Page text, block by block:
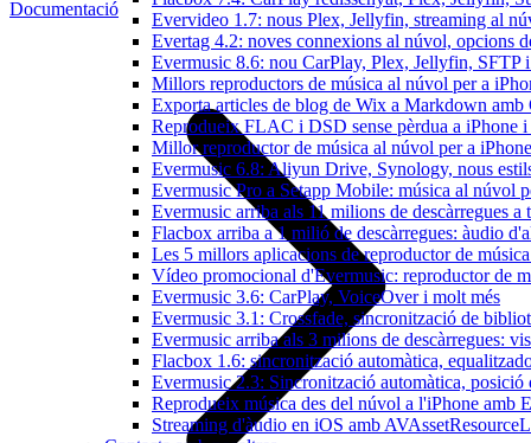
Evervideo 1.7: nous Plex, Jellyfin, streaming al
Evertag 4.2: noves connexions al núvol, opcions
Evermusic 8.6: nou CarPlay, Plex, Jellyfin, SFTP
Millors reproductors de música al núvol per a
Exporta articles de blog de Wix a Markdown
Reprodueix FLAC i DSD sense pèrdua a iPhone
Millor reproductor de música al núvol per a
Evermusic 6.8: Aliyun Drive, Synology, nous
Evermusic Pro a Setapp Mobile: música al núvol
Evermusic arriba als 11 milions de descàrregues a
Flacbox arriba a 1 milió de descàrregues: àudio
Les 5 millors aplicacions de reproductor de
Vídeo promocional d'Evermusic: reproductor de
Evermusic 3.6: CarPlay, VoiceOver i molt més
Evermusic 3.1: Crossfade, sincronització de
Evermusic arriba als 3 milions de descàrregues:
Flacbox 1.6: sincronització automàtica,
Evermusic 2.3: Sincronització automàtica, posició
Reprodueix música des del núvol a l'iPhone amb
Streaming d'àudio en iOS amb
Documentació